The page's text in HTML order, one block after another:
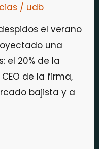
/ udb
el verano
una
el 20% de la
de la firma,
bajista y a